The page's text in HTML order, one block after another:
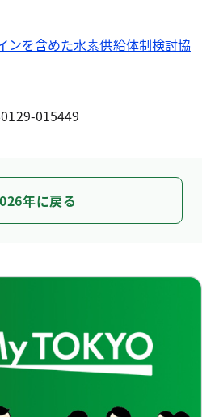
ンを含めた水素供給体制検討協
015449
年に戻る